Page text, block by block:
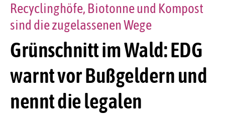
Grünschnitt im Wald: EDG
warnt vor Bußgeldern und
nennt die legalen
Recyclinghöfe, Biotonne und Kompost
sind die zugelassenen Wege